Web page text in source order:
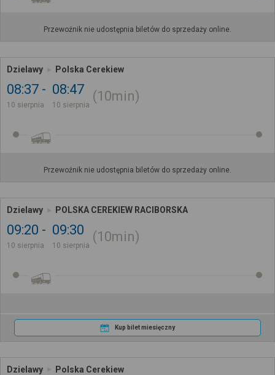
Przewoźnik nie udostępnia biletów do sprzedaży online.
Dzielawy Polska Cerekiew
08:37
10 sierpnia
08:47
10 sierpnia
10min
Przewoźnik nie udostępnia biletów do sprzedaży online.
Dzielawy POLSKA CEREKIEW RACIBORSKA
09:20
10 sierpnia
09:30
10 sierpnia
10min
Kup bilet miesięczny
Dzielawy Polska Cerekiew